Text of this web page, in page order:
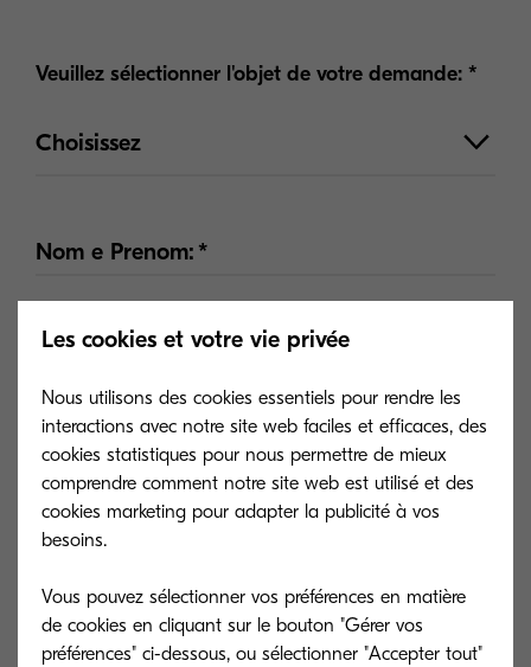
Veuillez sélectionner l'objet de votre demande:
Choisissez
Évaluations de sites Internet
Devenir partenaire
Nom e Prenom:
Compagnie:
Courriel:
Téléphone:
Pays:
Les cookies et votre vie privée
Nous utilisons des cookies essentiels pour rendre les
interactions avec notre site web faciles et efficaces, des
cookies statistiques pour nous permettre de mieux
comprendre comment notre site web est utilisé et des
cookies marketing pour adapter la publicité à vos
besoins.
Vous pouvez sélectionner vos préférences en matière
de cookies en cliquant sur le bouton "Gérer vos
préférences" ci-dessous, ou sélectionner "Accepter tout"